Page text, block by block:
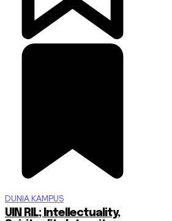
DUNIA KAMPUS
UIN RIL; Intellectuality,